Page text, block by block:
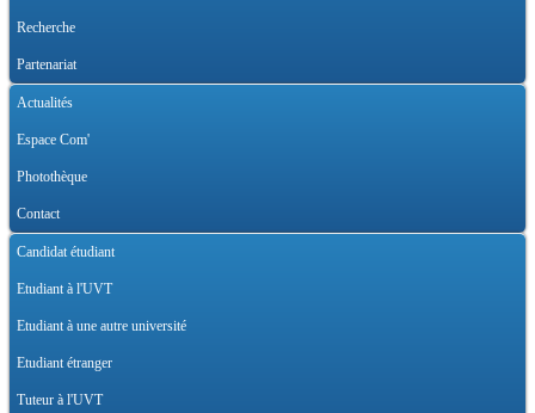
Recherche
Partenariat
Actualités
Espace Com'
Photothèque
Contact
Candidat étudiant
Etudiant à l'UVT
Etudiant à une autre université
Etudiant étranger
Tuteur à l'UVT